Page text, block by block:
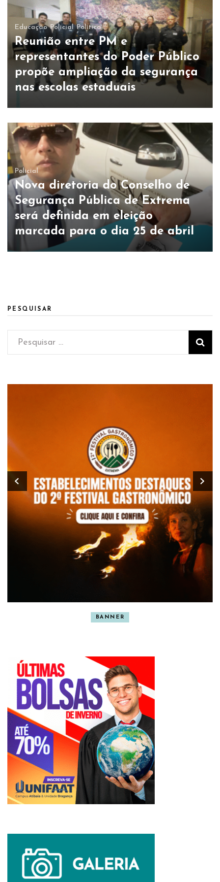
Educação Policial Política
Reunião entre PM e
representantes do Poder Público
propõe ampliação da segurança
nas escolas estaduais
Policial
Nova diretoria do Conselho de
Segurança Pública de Extrema
será definida em eleição
marcada para o dia 25 de abril
PESQUISAR
Pesquisar
por:
BANNER